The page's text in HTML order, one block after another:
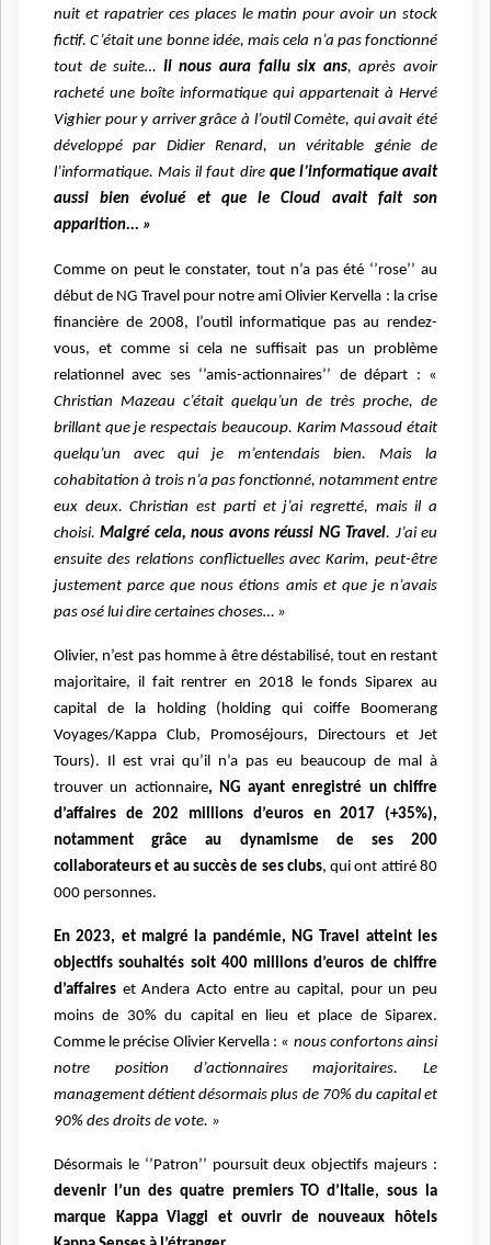
nuit et rapatrier ces places le matin pour avoir un stock
fictif. C’était une bonne idée, mais cela n’a pas fonctionné
tout de suite… Il nous aura fallu six ans, après avoir
racheté une boîte informatique qui appartenait à Hervé
Vighier pour y arriver grâce à l’outil Comète, qui avait été
développé par Didier Renard, un véritable génie de
l’informatique. Mais il faut dire que l’informatique avait
aussi bien évolué et que le Cloud avait fait son
apparition... »
Comme on peut le constater, tout n’a pas été ‘’rose’’ au
début de NG Travel pour notre ami Olivier Kervella : la crise
financière de 2008, l’outil informatique pas au rendez-
vous, et comme si cela ne suffisait pas un problème
relationnel avec ses ‘’amis-actionnaires’’ de départ : «
Christian Mazeau c’était quelqu’un de très proche, de
brillant que je respectais beaucoup. Karim Massoud était
quelqu’un avec qui je m’entendais bien. Mais la
cohabitation à trois n’a pas fonctionné, notamment entre
eux deux. Christian est parti et j’ai regretté, mais il a
choisi.Malgré cela, nous avons réussi NG Travel. J’ai eu
ensuite des relations conflictuelles avec Karim, peut-être
justement parce que nous étions amis et que je n’avais
pas osé lui dire certaines choses… »
Olivier, n’est pas homme à être déstabilisé, tout en restant
majoritaire, il fait rentrer en 2018 le fonds Siparex au
capital de la holding (holding qui coiffe Boomerang
Voyages/Kappa Club, Promoséjours, Directours et Jet
Tours). Il est vrai qu’il n’a pas eu beaucoup de mal à
trouver un actionnaire, NG ayant enregistré un chiffre
d’affaires de 202 millions d’euros en 2017 (+35%),
notamment grâce au dynamisme de ses 200
collaborateurs et au succès de ses clubs, qui ont attiré 80
000 personnes.
En 2023, et malgré la pandémie, NG Travel atteint les
objectifs souhaités soit 400 millions d’euros de chiffre
d’affaires et Andera Acto entre au capital, pour un peu
moins de 30% du capital en lieu et place de Siparex.
Comme le précise Olivier Kervella : « nous confortons ainsi
notre position d’actionnaires majoritaires. Le
management détient désormais plus de 70% du capital et
90% des droits de vote. »
Désormais le ‘’Patron’’ poursuit deux objectifs majeurs :
devenir l’un des quatre premiers TO d’Italie, sous la
marque Kappa Viaggi et ouvrir de nouveaux hôtels